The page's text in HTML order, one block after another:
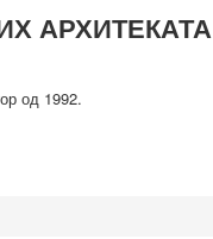
АРХИТЕКАТА
од 1992.